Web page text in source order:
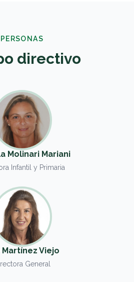
PERSONAS
directivo
Molinari Mariani
Infantil y Primaria
Martínez Viejo
General